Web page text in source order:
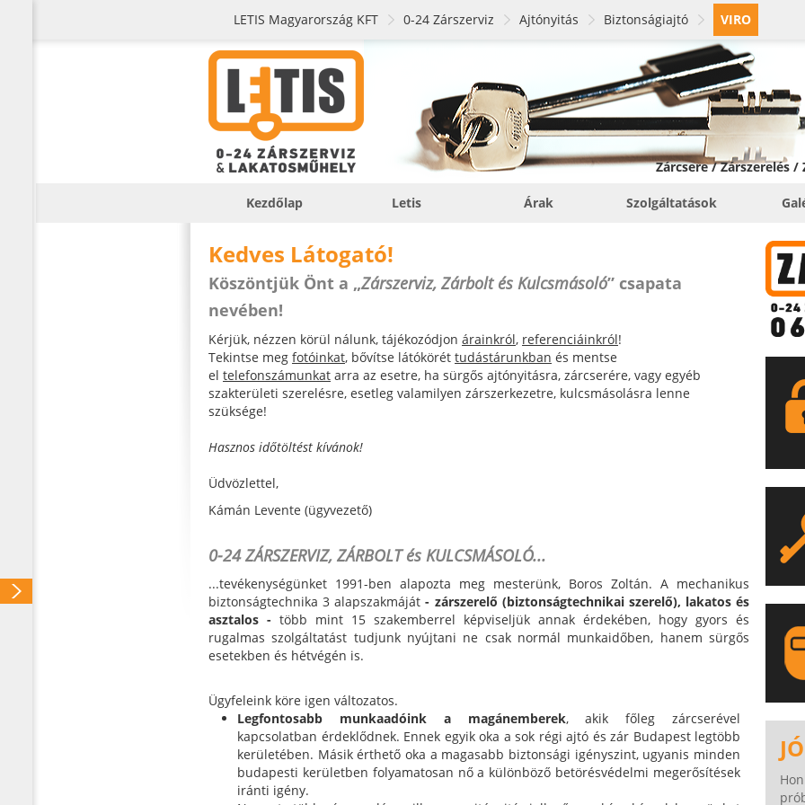
LETIS Magyarország KFT 0-24 Zárszerviz Ajtónyitás Biztonságiajtó VIRO
Zárcsere / Zárszerelés
Kezdőlap Letis Árak Szolgáltatások
Kedves Látogató!
Köszöntjük Önt a „Zárszerviz, Zárbolt és Kulcsmásoló” csapata
nevében!
Kérjük, nézzen körül nálunk, tájékozódjon árainkról, referenciáinkról!
Tekintse meg fotóinkat, bővítse látókörét tudástárunkban és mentse
el telefonszámunkat arra az esetre, ha sürgős ajtónyitásra, zárcserére, vagy egyéb
szakterületi szerelésre, esetleg valamilyen zárszerkezetre, kulcsmásolásra lenne
szüksége!
Hasznos időtöltést kívánok!
Üdvözlettel,
Kámán Levente (ügyvezető)
0-24 ZÁRSZERVIZ, ZÁRBOLT és KULCSMÁSOLÓ...
...tevékenységünket 1991-ben alapozta meg mesterünk, Boros Zoltán. A mechanikus
biztonságtechnika 3 alapszakmáját- zárszerelő (biztonságtechnikai szerelő), lakatos és
asztalos - több mint 15 szakemberrel képviseljük annak érdekében, hogy gyors és
rugalmas szolgáltatást tudjunk nyújtani ne csak normál munkaidőben, hanem sürgős
esetekben és hétvégén is.
Ügyfeleink köre igen változatos.
Legfontosabb munkaadóink a magánemberek, akik főleg zárcserével
kapcsolatban érdeklődnek. Ennek egyik oka a sok régi ajtó és zár Budapest legtöbb
kerületében. Másik érthető oka a magasabb biztonsági igényszint, ugyanis minden
budapesti kerületben folyamatosan nő a különböző betörésvédelmi megerősítések
iránti igény.